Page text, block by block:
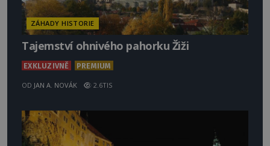
ZÁHADY HISTORIE
Tajemství ohnivého pahorku Žiži
EXKLUZIVNĚ PREMIUM
OD JAN A. NOVÁK 2.6TIS